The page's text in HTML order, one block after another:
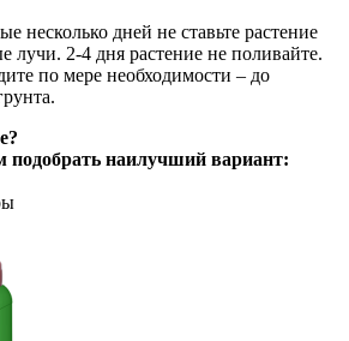
несколько дней не ставьте растение
лучи. 2-4 дня растение не поливайте.
по мере необходимости – до
подобрать наилучший вариант: